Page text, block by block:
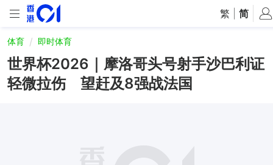
繁 简
体育 即时体育
世界杯2026｜摩洛哥头号射手沙巴利证
轻微拉伤 望赶及8强战法国